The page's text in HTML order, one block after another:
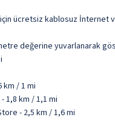
ücretsiz kablosuz İnternet
değerine yuvarlanarak
km / 1 mi
1,8 km / 1,1 mi
- 2,5 km / 1,6 mi